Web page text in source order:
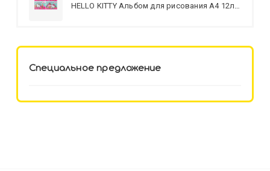
HELLO KITTY Альбом для рисования А4 12л.
Специальное предложение